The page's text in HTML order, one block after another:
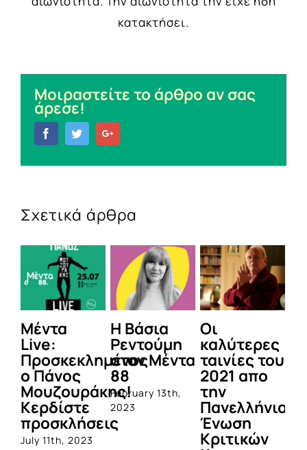
κατακτήσει.
Μοιραστείτε το άρθρο αν σας
άρεσε!
FacebookTwitter
Σχετικά άρθρα
Μέντα
Live:
Προσκεκλημένος
ο Πάνος
Μουζουράκης!
Κερδίστε
προσκλήσεις
July 11th, 2023
Η Βάσια
Ρεντούμη
στον Μέντα
88
February 13th,
2023
Οι
καλύτερες
ταινίες του
2021 απο
την
Πανελλήνια
Ένωση
Κριτικών